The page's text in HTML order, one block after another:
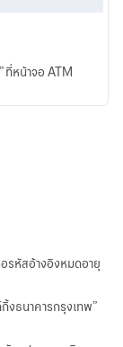
ที่หน้าจอ ATM
รหัสอ้างอิงหมดอายุ
งธนาคารกรุงเทพ”